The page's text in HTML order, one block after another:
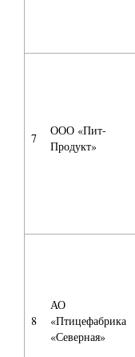
7
ООО «Пит-
Продукт»
8
АО
«Птицефабрика
«Северная»